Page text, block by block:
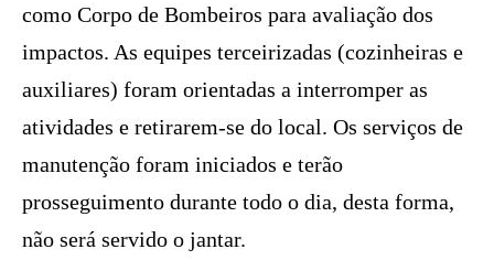
como Corpo de Bombeiros para avaliação dos
impactos. As equipes terceirizadas (cozinheiras e
auxiliares) foram orientadas a interromper as
atividades e retirarem-se do local. Os serviços de
manutenção foram iniciados e terão
prosseguimento durante todo o dia, desta forma,
não será servido o jantar.